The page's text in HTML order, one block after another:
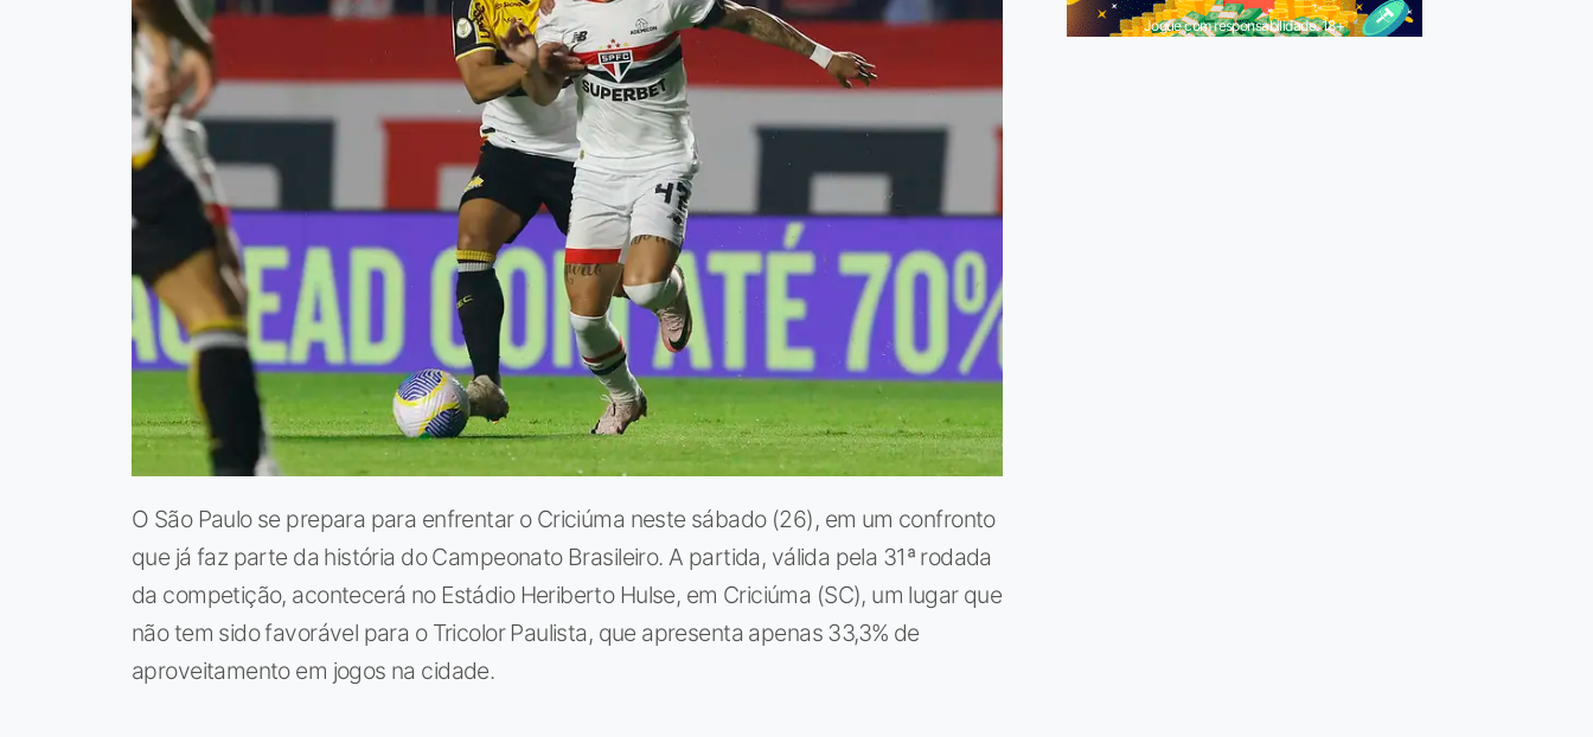
O São Paulo se prepara para enfrentar o Criciúma neste sábado (26), em um confronto
que já faz parte da história do Campeonato Brasileiro. A partida, válida pela 31ª rodada
da competição, acontecerá no Estádio Heriberto Hulse, em Criciúma (SC), um lugar que
não tem sido favorável para o Tricolor Paulista, que apresenta apenas 33,3% de
aproveitamento em jogos na cidade.
Jogue com responsabilidade. 18+